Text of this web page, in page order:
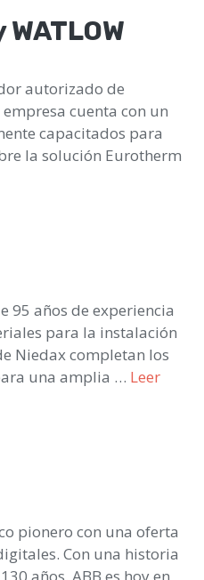
autorizado de
cuenta con un
capacitados para
la solución Eurotherm
95 años de experiencia
para la instalación
Niedax completan los
una amplia … Leer
pionero con una oferta
Con una historia